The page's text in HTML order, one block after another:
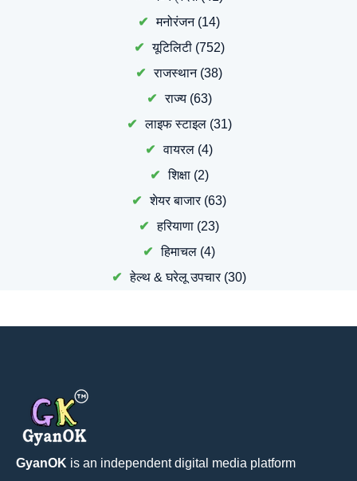
मनोरंजन(14)
यूटिलिटी(752)
राजस्थान(38)
राज्य(63)
लाइफ स्टाइल(31)
वायरल (4)
शिक्षा(2)
शेयर बाजार(63)
हरियाणा (23)
हिमाचल (4)
हेल्थ & घरेलू उपचार(30)
GyanOK is an independent digital media platform